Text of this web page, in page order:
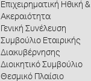
Επιχειρηματική Ηθική &
Ακεραιότητα
Γενική Συνέλευση
Συμβούλιο Εταιρικής
Διακυβέρνησης
Διοικητικό Συμβούλιο
Θεσμικό Πλαίσιο